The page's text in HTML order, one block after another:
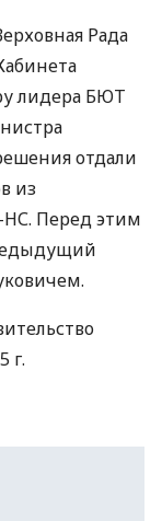
Рада
лидера БЮТ
отдали
из
Перед этим
г.